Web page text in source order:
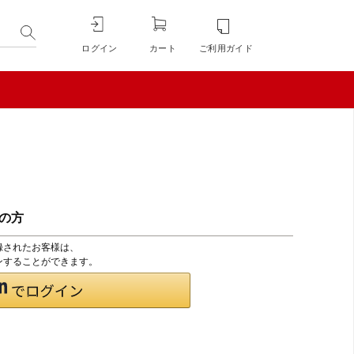
ログイン カート ご利用ガイド
方
れたお客様は、
ることができます。